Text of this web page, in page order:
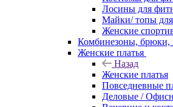
Лосины для
Майки/ топы
Женские
Комбинезоны, брюки,
Женские платья
Назад
Женские платья
Повседневные
Деловые /